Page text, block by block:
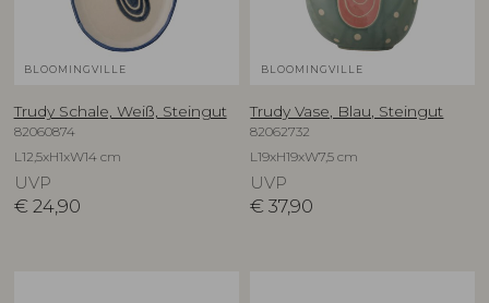
BLOOMINGVILLE
Trudy Schale, Weiß, Steingut
82060874
L12,5xH1xW14 cm
UVP
€ 24,90
BLOOMINGVILLE
Trudy Vase, Blau, Steingut
82062732
L19xH19xW7,5 cm
UVP
€ 37,90